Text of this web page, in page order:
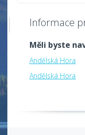
Informace
Měli byste
Andělská Hora
Andělská Hora